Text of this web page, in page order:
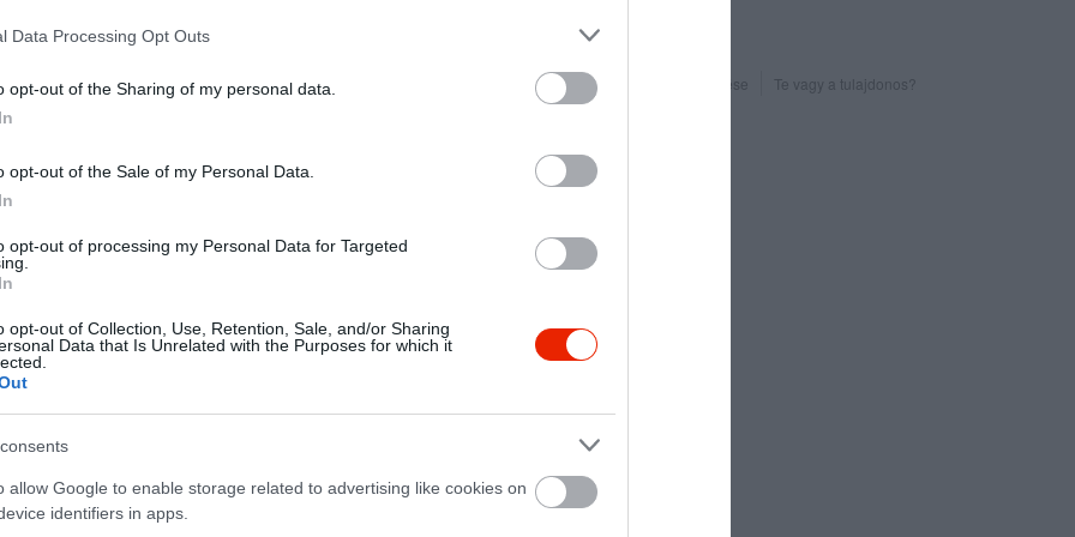
Data Processing Opt Outs
opt-out of the Sharing of my personal data.
opt-out of the Sale of my Personal Data.
opt-out of processing my Personal Data for Targeted
opt-out of Collection, Use, Retention, Sale, and/or Sharing
Data that Is Unrelated with the Purposes for which it
allow Google to enable storage related to advertising like cookies on
identifiers in apps.
olyan, mint otthon vagy a nagymamánál. A
sok könyv, a melegség és az őszinte vendégszeretet.
közös nevezője, hogy tiszta szívből szeretjük a
számunkra hogy mindenki feltöltődve térjen
de különlegesek, egyik vezérhajónk a
találkozásig akár 10 évet is kell várnunk, nekünk
Probléma jelentése Te vagy a tulajdonos?